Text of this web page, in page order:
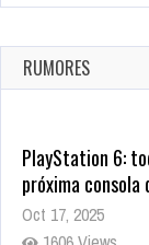
Ago 8, 2021
10004 Views
RUMORES
PlayStation 6:
próxima consola
Oct 17, 2025